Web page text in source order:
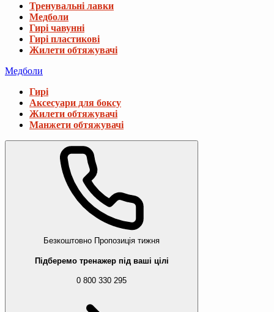
Тренувальні лавки
Медболи
Гирі чавунні
Гирі пластикові
Жилети обтяжувачі
Медболи
Гирі
Аксесуари для боксу
Жилети обтяжувачі
Манжети обтяжувачі
Безкоштовно Пропозиція тижня
Підберемо тренажер під ваші цілі
0 800 330 295